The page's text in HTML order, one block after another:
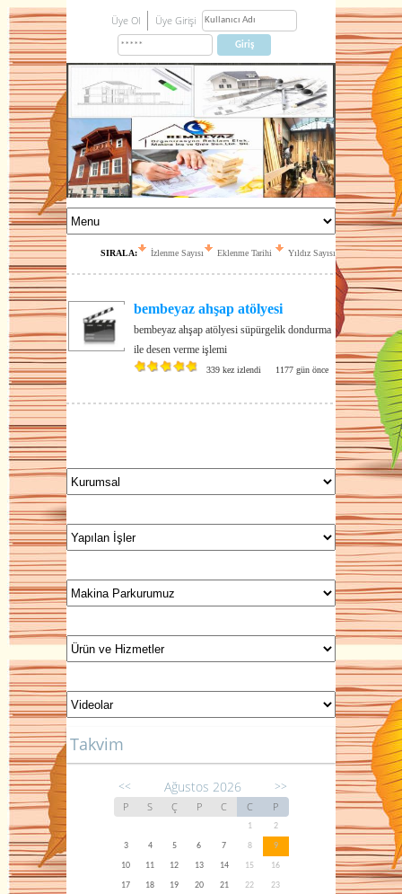
Üye Ol Üye Girişi
SIRALA: İzlenme Sayısı Eklenme Tarihi Yıldız Sayısı
bembeyaz ahşap atölyesi
bembeyaz ahşap atölyesi süpürgelik dondurma
ile desen verme işlemi
339 kez izlendi 1177 gün önce
Takvim
<< Ağustos 2026 >>
P S Ç P C C P
1
2
3
4 5 6 7 8
9
10
11 12 13 14 15
16
17
18 19 20 21 22
23